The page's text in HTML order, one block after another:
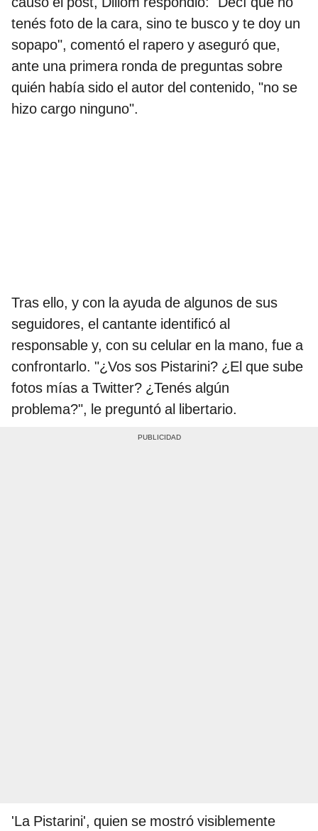
tenés foto de la cara, sino te busco y te doy un
sopapo", comentó el rapero y aseguró que,
ante una primera ronda de preguntas sobre
quién había sido el autor del contenido, "no se
hizo cargo ninguno".
Tras ello, y con la ayuda de algunos de sus
seguidores, el cantante identificó al
responsable y, con su celular en la mano, fue a
confrontarlo. "¿Vos sos Pistarini? ¿El que sube
fotos mías a Twitter? ¿Tenés algún
problema?", le preguntó al libertario.
'La Pistarini', quien se mostró visiblemente